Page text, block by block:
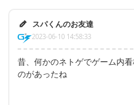
スパくんのお友達
2023-06-10 14:58:33
昔、何かのネトゲでゲーム内
のがあったね